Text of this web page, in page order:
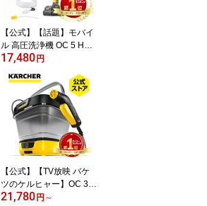
【公式】【話題】モバイ
ル 高圧洗浄機 OC 5 Han
dy + オリジナルボックス
ディ コンパクト コード
レス compact Karcher ペ
ットボトルで給水可 充電
式 洗車 自転車 ベランダ
黄砂 花粉 アウトドア 掃
17,480 円
【公式】【TV放映 バケ
ツのケルヒャー】OC 3 F
oldable 話題の収納高10.
21,780 円 ～